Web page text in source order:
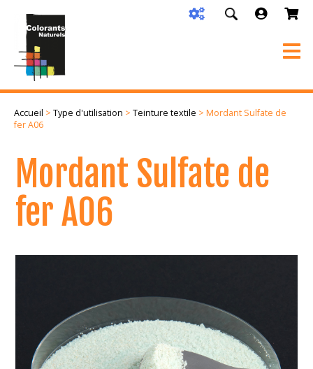
Accueil > Type d'utilisation > Teinture textile > Mordant Sulfate de
fer A06
Mordant Sulfate de
fer A06